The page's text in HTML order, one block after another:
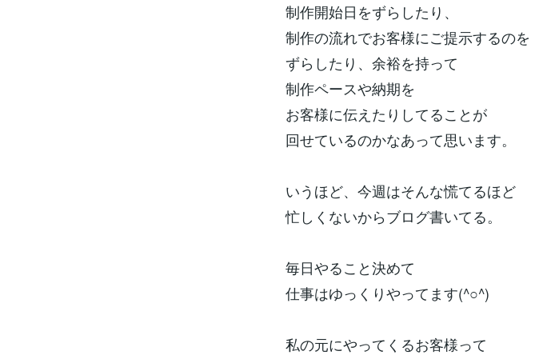
制作開始日をずらしたり、
制作の流れでお客様にご提示するのを
ずらしたり、余裕を持って
制作ペースや納期を
お客様に伝えたりしてることが
回せているのかなあって思います。
いうほど、今週はそんな慌てるほど
忙しくないからブログ書いてる。
毎日やること決めて
仕事はゆっくりやってます(^○^)
私の元にやってくるお客様って